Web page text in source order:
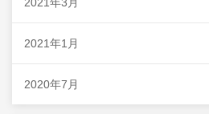
2021年3月
2021年1月
2020年7月